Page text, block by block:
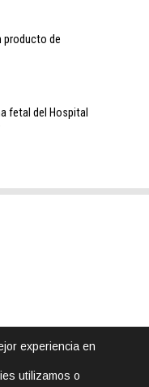
producto de
fetal del Hospital
experiencia en
utilizamos o